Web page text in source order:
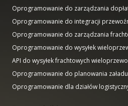
Oprogramowanie do zarządzania
Oprogramowanie do integracji
Oprogramowanie do zarządzania
Oprogramowanie do wysyłek
API do wysyłek frachtowych
Oprogramowanie do planowania
Oprogramowanie dla działów